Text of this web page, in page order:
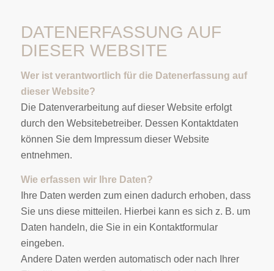
DATENERFASSUNG AUF
DIESER WEBSITE
Wer ist verantwortlich für die Datenerfassung auf
dieser Website?
Die Datenverarbeitung auf dieser Website erfolgt
durch den Websitebetreiber. Dessen Kontaktdaten
können Sie dem Impressum dieser Website
entnehmen.
Wie erfassen wir Ihre Daten?
Ihre Daten werden zum einen dadurch erhoben, dass
Sie uns diese mitteilen. Hierbei kann es sich z. B. um
Daten handeln, die Sie in ein Kontaktformular
eingeben.
Andere Daten werden automatisch oder nach Ihrer